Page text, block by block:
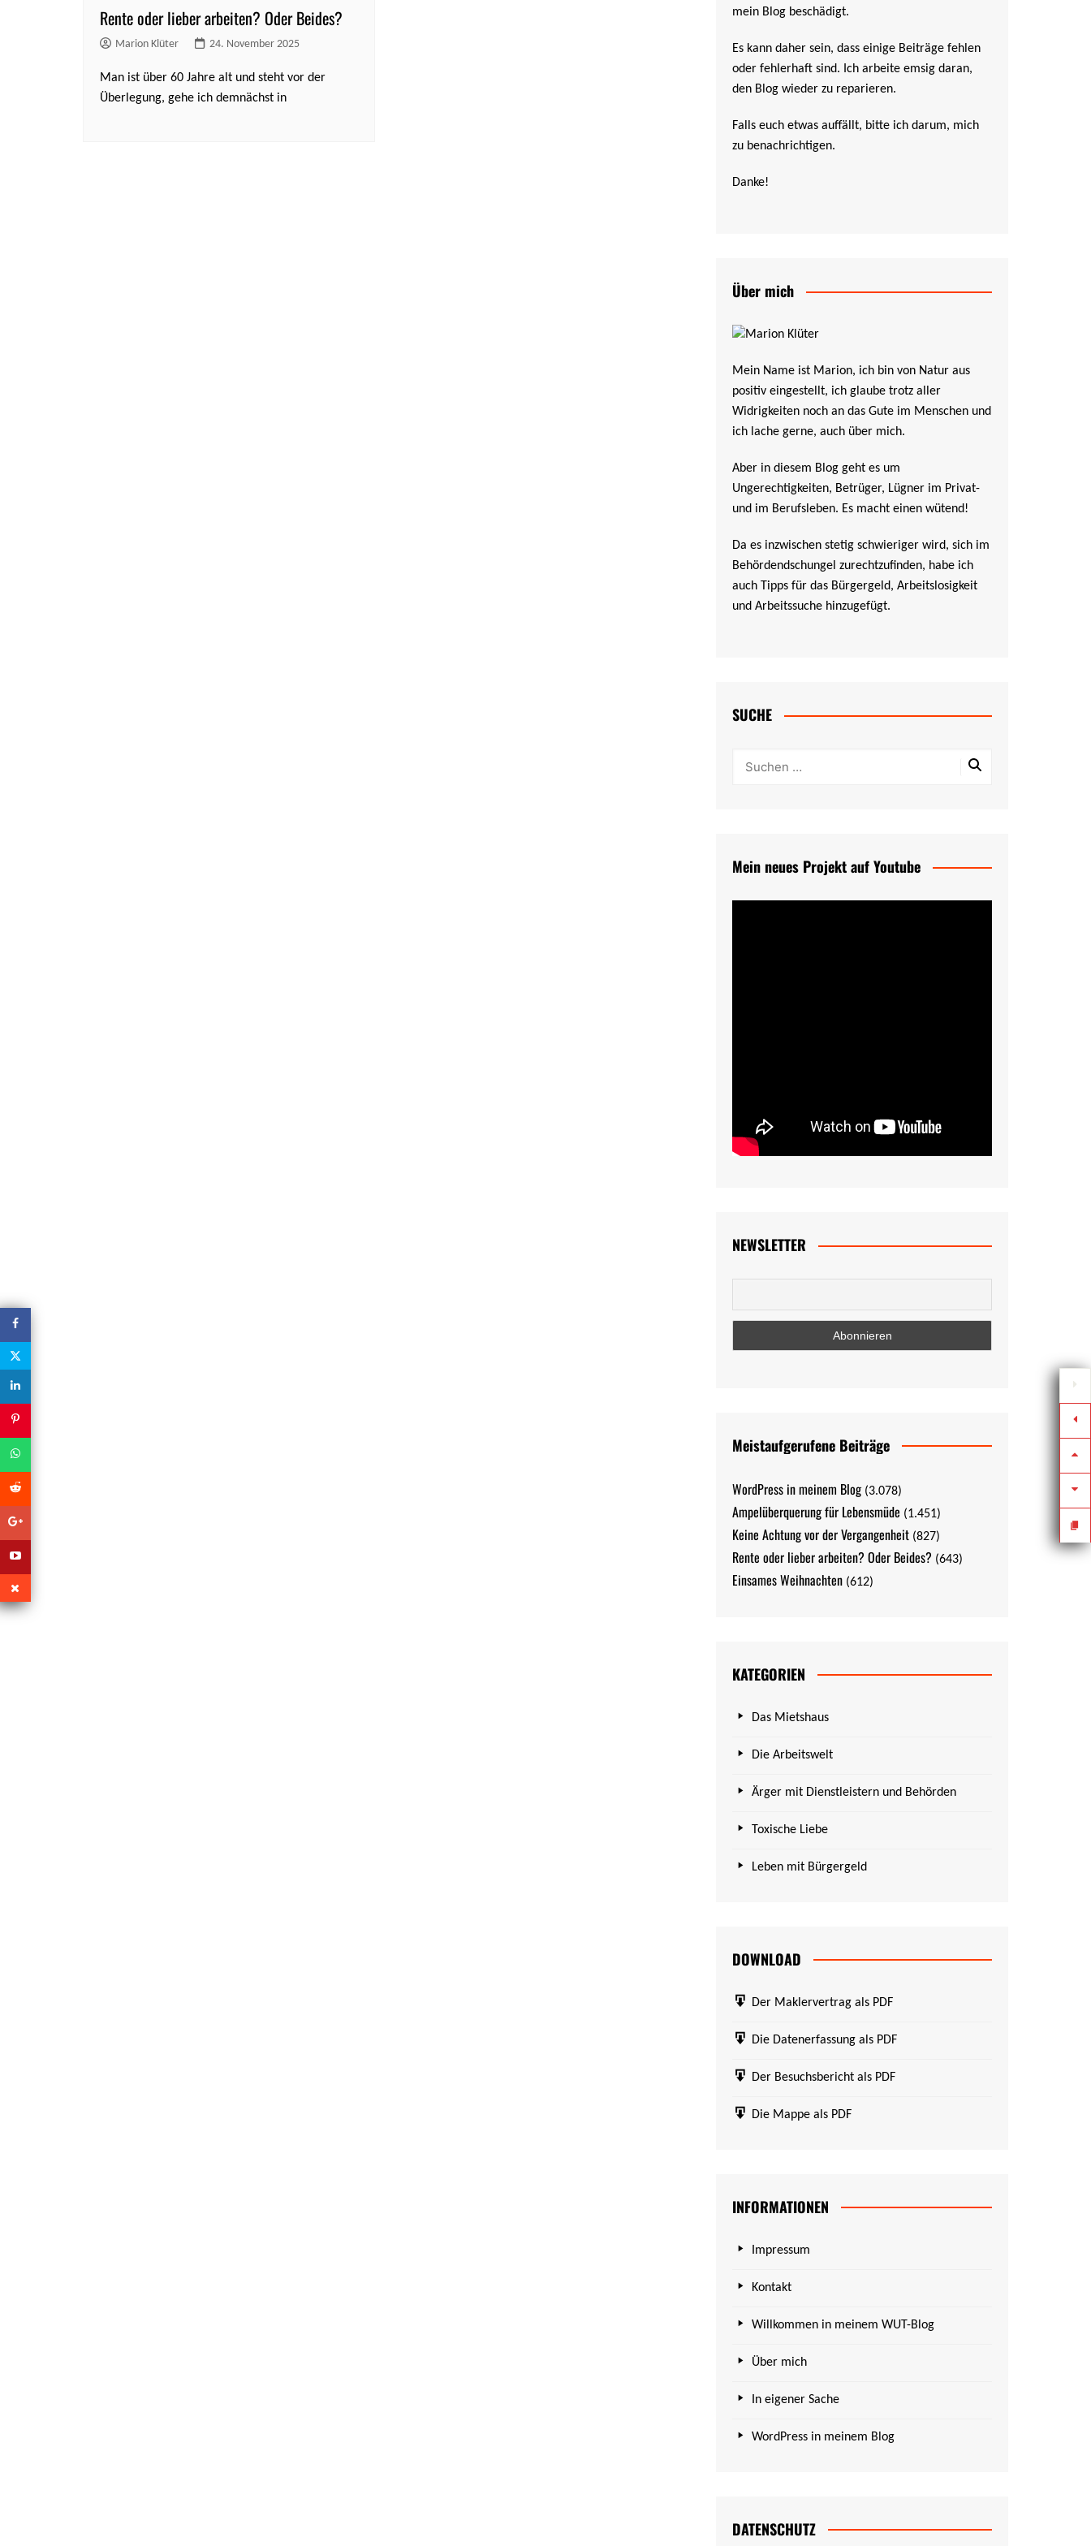
Rente oder lieber arbeiten? Oder Beides?
Marion Klüter 24. November 2025
Man ist über 60 Jahre alt und steht vor der
Überlegung, gehe ich demnächst in
mein Blog beschädigt.
Es kann daher sein, dass einige Beiträge fehlen
oder fehlerhaft sind. Ich arbeite emsig daran,
den Blog wieder zu reparieren.
Falls euch etwas auffällt, bitte ich darum, mich
zu benachrichtigen.
Danke!
Über mich
Mein Name ist Marion, ich bin von Natur aus
positiv eingestellt, ich glaube trotz aller
Widrigkeiten noch an das Gute im Menschen und
ich lache gerne, auch über mich.
Aber in diesem Blog geht es um
Ungerechtigkeiten, Betrüger, Lügner im Privat-
und im Berufsleben. Es macht einen wütend!
Da es inzwischen stetig schwieriger wird, sich im
Behördendschungel zurechtzufinden, habe ich
auch Tipps für das Bürgergeld, Arbeitslosigkeit
und Arbeitssuche hinzugefügt.
SUCHE
Mein neues Projekt auf Youtube
NEWSLETTER
Meistaufgerufene Beiträge
WordPress in meinem Blog (3.078)
Ampelüberquerung für Lebensmüde (1.451)
Keine Achtung vor der Vergangenheit (827)
Rente oder lieber arbeiten? Oder Beides? (643)
Einsames Weihnachten (612)
KATEGORIEN
Das Mietshaus
Die Arbeitswelt
Ärger mit Dienstleistern und Behörden
Toxische Liebe
Leben mit Bürgergeld
DOWNLOAD
Der Maklervertrag als PDF
Die Datenerfassung als PDF
Der Besuchsbericht als PDF
Die Mappe als PDF
INFORMATIONEN
Impressum
Kontakt
Willkommen in meinem WUT-Blog
Über mich
In eigener Sache
WordPress in meinem Blog
DATENSCHUTZ